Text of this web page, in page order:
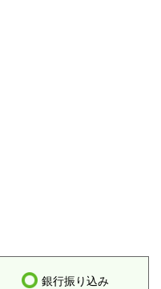
銀行振り込み